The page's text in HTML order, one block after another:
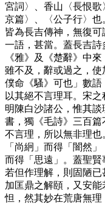
宮詞〉、香山〈長恨
京篇〉、〈公子行〉也
皆為長吉傳神，無復可
一語，甚當。蓋長吉詩
《雅》及《楚辭》中
雖不及，辭或過之，使
僕命《騷》可也」數語
以其絕不言理耳。宋之
明陳白沙諸公，惟其
書，獨《毛詩》三百篇
不言理，所以無非理
「尚絅」而得「闇然」
而得「思遠」。蓋聖賢
若但作理解，則固陋已
加匡鼎之解頤，又安
怛，然其妙在荒唐無理